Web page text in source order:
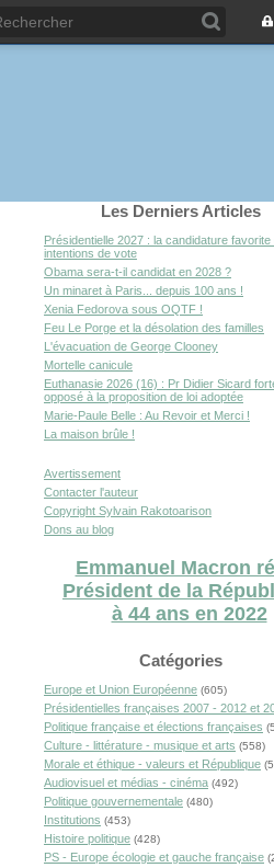
Les Derniers Articles
Présidentielle 2027 : la candidature favorite
intentions de vote
Obama sera-t-il candidat en 2028 ?
Un minaret à Paris... depuis 100 ans !
Xenia Fedorova sous OQTF !
Feu Le Porge et la désolation des familles
L'évacuation de George Clooney
Mortelle canicule
Euthanasie 2026 (16) : Pr Didier Sicard
opposé à la proposition de loi adoptée
Marie-Paule Belle : Au Revoir et Merci !
La maison brûle !
Avertissement
Contacter l'auteur
Copyright Sylvain Rakotoarison
Dons au blog
Emmanuel Macron
Président de la
à 44 ans en 2022
Catégories
Europe et Union Européenne (605)
Présidentielles françaises 2007 - 2012 et
Politique française et élections françaises
Culture - littérature - musique et arts (558)
Morale et éthique - valeurs et République
Audiovisuel et médias - cinéma (492)
Politique gouvernementale (480)
Institutions (453)
Histoire politique (428)
PS - Europe écologie et gauche française